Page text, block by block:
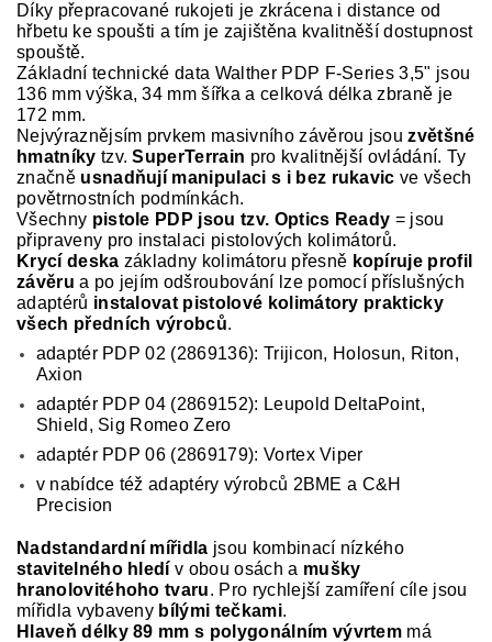
Díky přepracované rukojeti je zkrácena i distance od
hřbetu ke spoušti a tím je zajištěna kvalitněší dostupnost
spouště.
Základní technické data Walther PDP F-Series 3,5" jsou
136 mm výška, 34 mm šířka a celková délka zbraně je
172 mm.
Nejvýraznějsím prvkem masivního závěrou jsouzvětšné
hmatníky tzv.SuperTerrain pro kvalitnější ovládání. Ty
značně usnadňují manipulaci s i bez rukavic ve všech
povětrnostních podmínkách.
Všechny pistole PDP jsou tzv. Optics Ready = jsou
připraveny pro instalaci pistolových kolimátorů.
Krycí deska základny kolimátoru přesně kopíruje profil
závěru a po jejím odšroubování lze pomocí příslušných
adaptérů instalovat pistolové kolimátory prakticky
všech předních výrobců.
adaptér PDP 02 (2869136): Trijicon, Holosun, Riton,
Axion
adaptér PDP 04 (2869152): Leupold DeltaPoint,
Shield, Sig Romeo Zero
adaptér PDP 06 (2869179): Vortex Viper
v nabídce též adaptéry výrobců 2BME a C&H
Precision
Nadstandardní mířidla jsou kombinací nízkého
stavitelného hledí v obou osách a mušky
hranolovitéhoho tvaru. Pro rychlejší zamíření cíle jsou
mířidla vybaveny bílými tečkami.
Hlaveň délky 89 mm s polygonálním vývrtem má